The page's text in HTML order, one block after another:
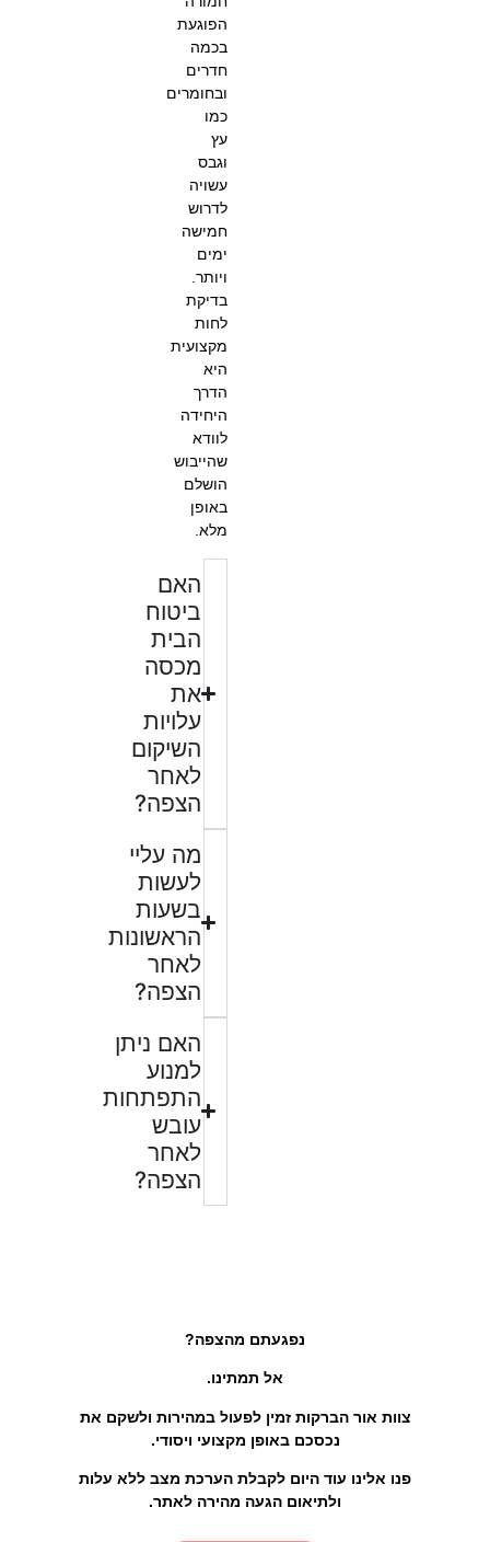
הפוגעת
בכמה
חדרים
ובחומרים
כמו
עץ
וגבס
עשויה
לדרוש
חמישה
ימים
ויותר.
בדיקת
לחות
מקצועית
היא
הדרך
היחידה
לוודא
שהייבוש
הושלם
באופן
מלא.
האם
ביטוח
הבית
מכסה
את
עלויות
השיקום
לאחר
הצפה?
מה עליי
לעשות
בשעות
הראשונות
לאחר
הצפה?
האם ניתן
למנוע
התפתחות
עובש
לאחר
הצפה?
נפגעתם מהצפה?
אל תמתינו.
צוות אור הברקות זמין לפעול במהירות ולשקם את
נכסכם באופן מקצועי ויסודי.
פנו אלינו עוד היום לקבלת הערכת מצב ללא עלות
ולתיאום הגעה מהירה לאתר.